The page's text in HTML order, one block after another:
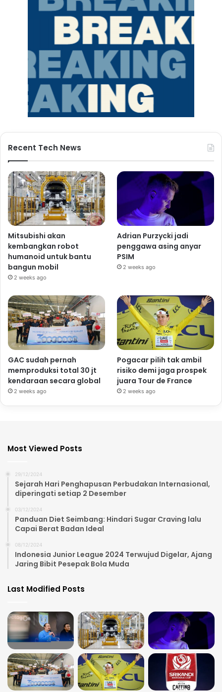
Recent Tech News
Mitsubishi akan
kembangkan robot
humanoid untuk bantu
bangun mobil
2 weeks ago
Adrian Purzycki jadi
penggawa asing anyar
PSIM
2 weeks ago
GAC sudah pernah
memproduksi total 30 jt
kendaraan secara global
2 weeks ago
Pogacar pilih tak ambil
risiko demi jaga prospek
juara Tour de France
2 weeks ago
Most Viewed Posts
29/12/2024
Sejarah Hari Penghapusan Perbudakan Internasional,
diperingati setiap 2 Desember
03/12/2024
Panduan Diet Seimbang: Hindari Sugar Craving lalu
Capai Berat Badan Ideal
08/12/2024
Indonesia Junior League 2024 Terwujud Digelar, Ajang
Jaring Bibit Pesepak Bola Muda
Last Modified Posts